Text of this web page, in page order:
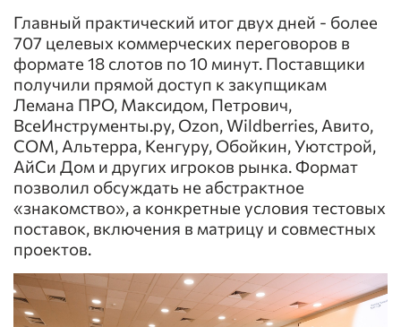
Главный практический итог двух дней - более
707 целевых коммерческих переговоров в
формате 18 слотов по 10 минут. Поставщики
получили прямой доступ к закупщикам
Лемана ПРО, Максидом, Петрович,
ВсеИнструменты.ру, Ozon, Wildberries, Авито,
СОМ, Альтерра, Кенгуру, Обойкин, Уютстрой,
АйСи Дом и других игроков рынка. Формат
позволил обсуждать не абстрактное
«знакомство», а конкретные условия тестовых
поставок, включения в матрицу и совместных
проектов.